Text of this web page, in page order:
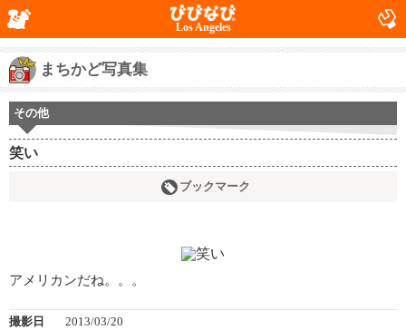
Los Angeles
まちかど写真集
その他
笑い
ブックマーク
アメリカンだね。。。
撮影日
2013/03/20